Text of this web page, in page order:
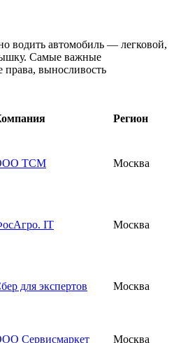
водить автомобиль — легковой,
Самые важные
выносливость
Регион
ТСМ Москва
IT Москва
для экспертов Москва
Сервисмаркет Москва